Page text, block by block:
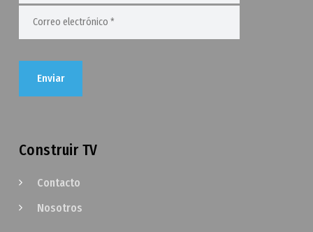
Construir TV
Contacto
Nosotros